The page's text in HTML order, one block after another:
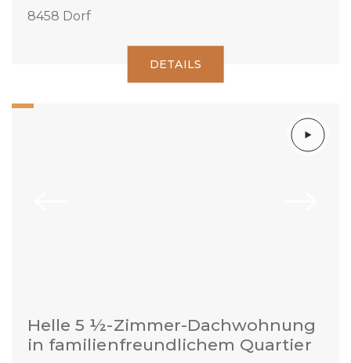
8458 Dorf
DETAILS
Helle 5 ½-Zimmer-Dachwohnung
in familienfreundlichem Quartier